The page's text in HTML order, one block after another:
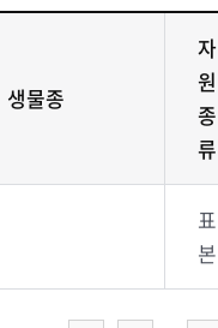
생물종
자
원
종
류
표
본